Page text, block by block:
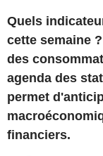
Quels
cette semaine
des
agenda des
permet
financiers.